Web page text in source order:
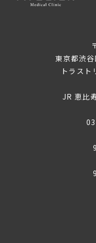
東京都渋
トラスト
JR 恵比